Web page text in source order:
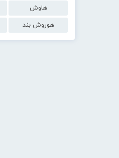
هاوش
هوروش بند